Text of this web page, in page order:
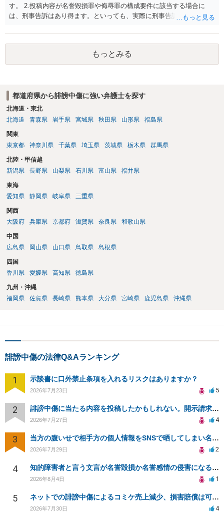
す。 2.投稿内容が名誉毀損罪や侮辱罪の構成要件に該当する場合に
は、刑事告訴はあり得ます。といっても、実際に刑事告訴に動くかど
です。Googleは電話番号の開示請求もできることが多いので、少しで
も特定可能になるよう、複数ルートで開示請求が行われることが多い
です。さらにいえば、利用者からの口コミ投稿の場合、開示請求者は
ある程度対象者を特定できている（ただし証拠による裏付けか必要な
もっとみる
都道府県から誹謗中傷に強い弁護士を探す
北海道・東北
北海道
青森県 岩手県 宮城県 秋田県 山形県 福島県
関東
東京都
神奈川県 千葉県 埼玉県 茨城県 栃木県 群馬県
北陸・甲信越
新潟県
長野県 山梨県 石川県 富山県 福井県
東海
愛知県
静岡県 岐阜県 三重県
関西
大阪府
兵庫県 京都府 滋賀県 奈良県 和歌山県
中国
広島県
岡山県 山口県 鳥取県 島根県
四国
香川県
愛媛県 高知県 徳島県
九州・沖縄
福岡県
佐賀県 長崎県 熊本県 大分県 宮崎県 鹿児島県 沖縄県
誹謗中傷の法律Q&Aランキング
1 示談書に口外禁止条項を入れるリスクはありますか？
2026年7月23日 5
2 誹謗中傷に当たる内容を投稿したかもしれない。開示請求や民事刑事裁判に発展しうるのか教えて欲しい。
2026年7月27日 4
3 当方の腹いせで相手方の個人情報をSNSで晒してしまい名誉毀損させてしまったかもしれない
2026年7月29日 2
4 知的障害者と言う文言が名誉毀損か名誉感情の侵害になるか教えてほしい。
2026年8月4日 1
5 ネットでの誹謗中傷によるコミケ売上減少、損害賠償は可能か？
2026年7月30日 4